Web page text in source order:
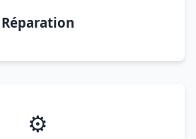
Réparation
⚙️